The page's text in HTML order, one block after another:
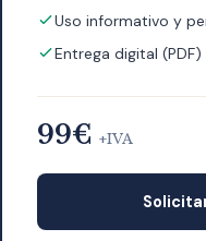
Uso informativo y
Entrega digital
99€ +IVA